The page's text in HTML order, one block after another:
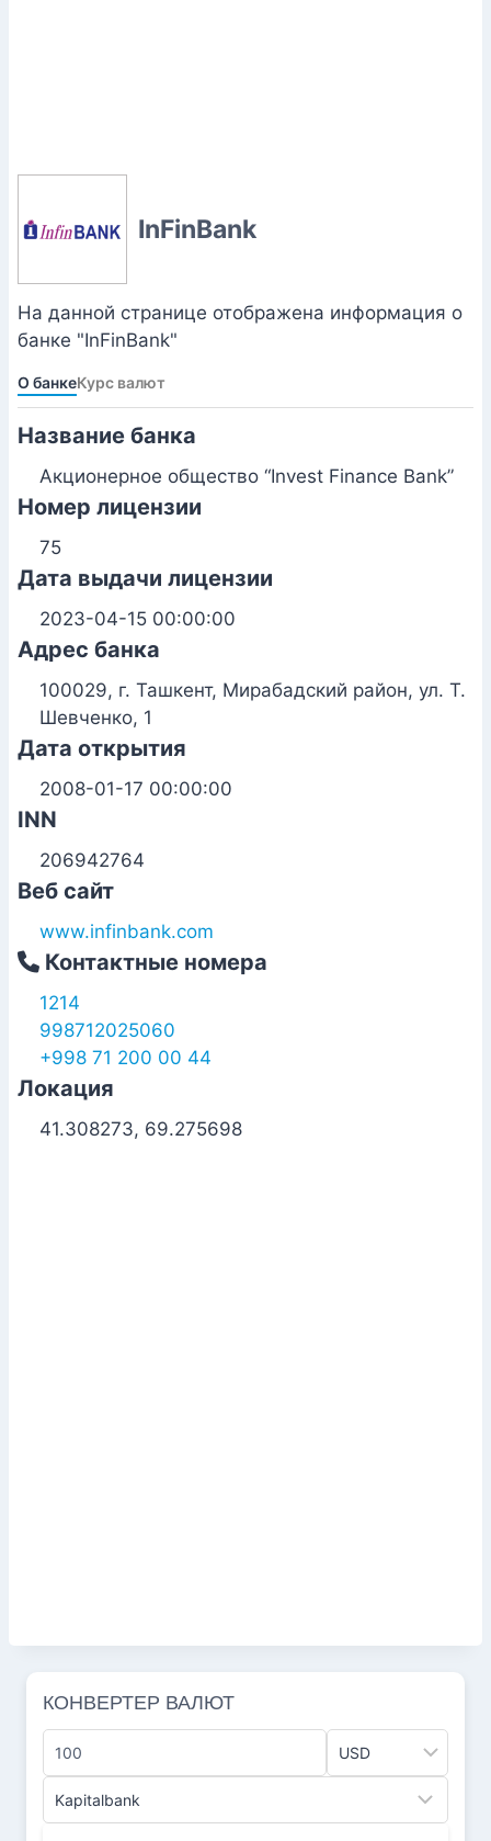
InFinBank
На данной странице отображена информация о
банке "InFinBank"
О банкеКурс валют
Название банка
Акционерное общество “Invest Finance Bank”
Номер лицензии
75
Дата выдачи лицензии
2023-04-15 00:00:00
Адрес банка
100029, г. Ташкент, Мирабадский район, ул. Т.
Шевченко, 1
Дата открытия
2008-01-17 00:00:00
INN
206942764
Веб сайт
www.infinbank.com
Контактные номера
1214
998712025060
+998 71 200 00 44
Локация
41.308273, 69.275698
КОНВЕРТЕР ВАЛЮТ